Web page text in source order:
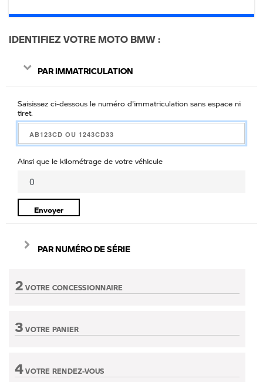
IDENTIFIEZ VOTRE MOTO BMW
PAR IMMATRICULATION
Saisissez ci-dessous le numéro d'immatriculation sans espace ni
tiret.
Ainsi que le kilométrage de votre véhicule
Envoyer
PAR NUMÉRO DE SÉRIE
2VOTRE CONCESSIONNAIRE
3VOTRE PANIER
4VOTRE RENDEZ-VOUS